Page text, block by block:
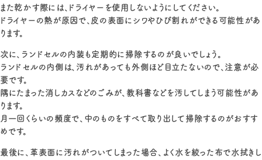
また乾かす際には、ドライヤーを使用しないようにしてください。
ドライヤーの熱が原因で、皮の表面にシワやひび割れができる可能性があ
ります。
次に、ランドセルの内装も定期的に掃除するのが良いでしょう。
ランドセルの内側は、汚れがあっても外側ほど目立たないので、注意が必
要です。
隅にたまった消しカスなどのごみが、教科書などを汚してしまう可能性があ
ります。
月一回くらいの頻度で、中のものをすべて取り出して掃除するのがおすす
めです。
最後に、革表面に汚れがついてしまった場合、よく水を絞った布で水拭きし